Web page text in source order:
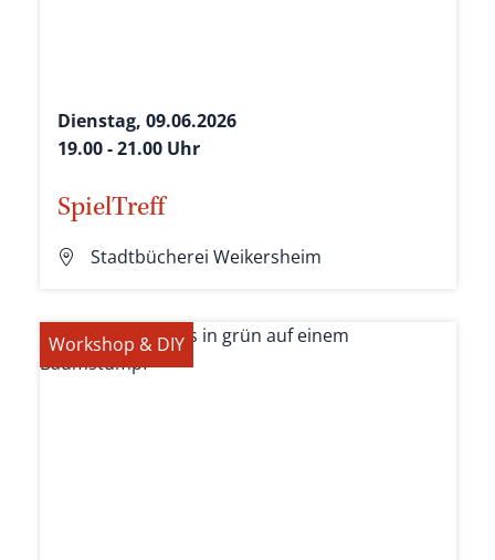
Dienstag, 09.06.2026
19.00 - 21.00 Uhr
SpielTreff
Stadtbücherei Weikersheim
Workshop & DIY